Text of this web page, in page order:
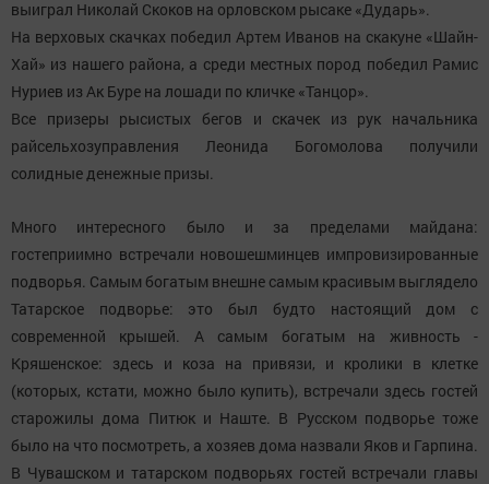
выиграл Николай Скоков на орловском рысаке «Дударь».
На верховых скачках победил Артем Иванов на скакуне «Шайн-
Хай» из нашего района, а среди местных пород победил Рамис
Нуриев из Ак Буре на лошади по кличке «Танцор».
Все призеры рысистых бегов и скачек из рук начальника
райсельхозуправления Леонида Богомолова получили
солидные денежные призы.
Много интересного было и за пределами майдана:
гостеприимно встречали новошешминцев импровизированные
подворья. Самым богатым внешне самым красивым выглядело
Татарское подворье: это был будто настоящий дом с
современной крышей. А самым богатым на живность -
Кряшенское: здесь и коза на привязи, и кролики в клетке
(которых, кстати, можно было купить), встречали здесь гостей
старожилы дома Питюк и Наште. В Русском подворье тоже
было на что посмотреть, а хозяев дома назвали Яков и Гарпина.
В Чувашском и татарском подворьях гостей встречали главы